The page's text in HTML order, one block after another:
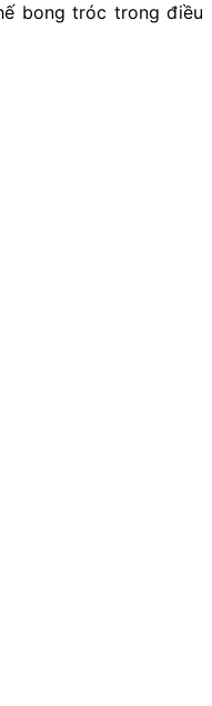
bong tróc trong điều